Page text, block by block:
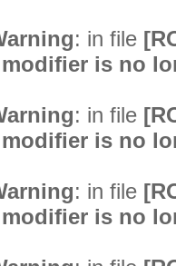
: in file
is no
: in file
is no
: in file
is no